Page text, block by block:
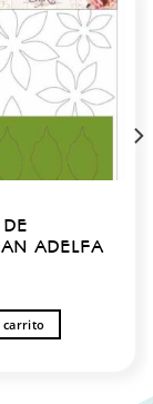
ADELFA
carrito